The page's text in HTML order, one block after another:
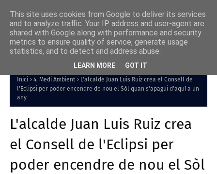
Inici 4. Medi Ambient
L'alcalde Juan Luis Ruiz crea el Consell de
l'Eclipsi per poder encendre de nou el Sòl quan s'apagui d'aquí a un
any
L'alcalde Juan Luis Ruiz crea
el Consell de l'Eclipsi per
poder encendre de nou el Sòl
This site uses cookies from Google to deliver its services
and to analyze traffic. Your IP address and user-agent are
shared with Google along with performance and security
metrics to ensure quality of service, generate usage
statistics, and to detect and address abuse.
LEARN MORE GOT IT